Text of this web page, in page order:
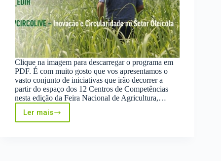
Clique na imagem para descarregar o programa em
PDF. É com muito gosto que vos apresentamos o
vasto conjunto de iniciativas que irão decorrer a
partir do espaço dos 12 Centros de Competências
nesta edição da Feira Nacional de Agricultura,…
Ler maisWebinar:
Apresentação